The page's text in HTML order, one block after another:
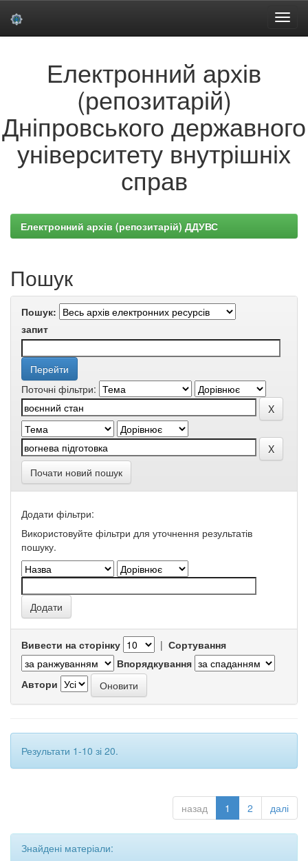
Електронний архів
(репозитарій)
Дніпровського державного
університету внутрішніх
справ
Електронний архів (репозитарій) ДДУВС
Пошук
Пошук:
запит
Поточні фільтри:
Почати новий пошук
Додати фільтри:
Використовуйте фільтри для уточнення результатів
пошуку.
Вивести на сторінку | Сортування
Впорядкування
Автори
Результати 1-10 зі 20.
назад 1 2 далі
Знайдені матеріали: